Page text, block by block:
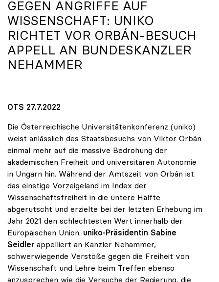
GEGEN ANGRIFFE AUF
WISSENSCHAFT: UNIKO
RICHTET VOR ORBÁN-BESUCH
APPELL AN BUNDESKANZLER
NEHAMMER
OTS 27.7.2022
Die Österreichische Universitätenkonferenz (uniko)
weist anlässlich des Staatsbesuchs von Viktor Orbán
einmal mehr auf die massive Bedrohung der
akademischen Freiheit und universitären Autonomie
in Ungarn hin. Während der Amtszeit von Orbán ist
das einstige Vorzeigeland im Index der
Wissenschaftsfreiheit in die untere Hälfte
abgerutscht und erzielte bei der letzten Erhebung im
Jahr 2021 den schlechtesten Wert innerhalb der
Europäischen Union. uniko-Präsidentin Sabine
Seidler appelliert an Kanzler Nehammer,
schwerwiegende Verstöße gegen die Freiheit von
Wissenschaft und Lehre beim Treffen ebenso
anzusprechen wie die Versuche der Regierung, die